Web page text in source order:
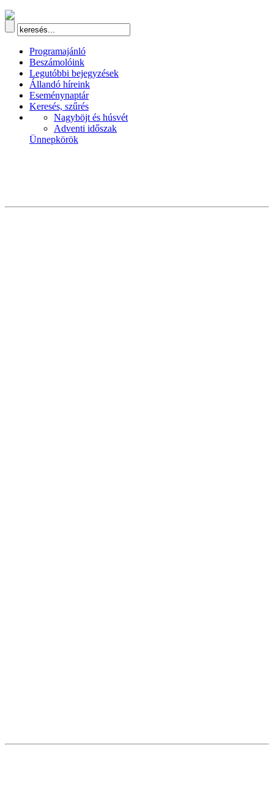
Programajánló
Beszámolóink
Legutóbbi bejegyzések
Állandó híreink
Eseménynaptár
Keresés, szűrés
Nagyböjt és húsvét
Adventi időszak
Ünnepkörök